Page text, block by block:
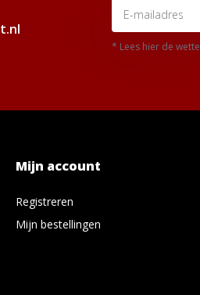
* Lees hier de
Mijn account
Registreren
Mijn bestellingen